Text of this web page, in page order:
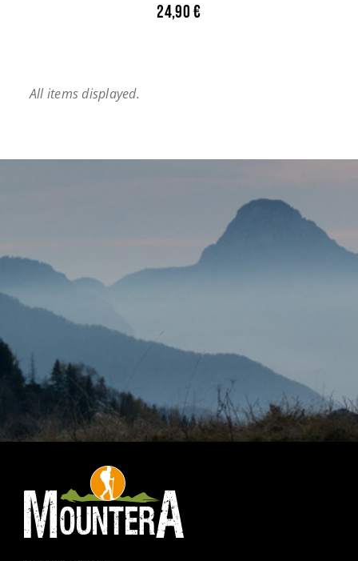
24,90€
NOTRE BOUTIQUE